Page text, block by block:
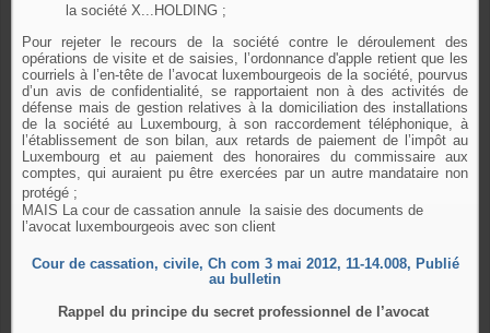
la société X...HOLDING ;
Pour rejeter le recours de la société contre le déroulement des
opérations de visite et de saisies, l’ordonnance d'apple retient que les
courriels à l’en-tête de l’avocat luxembourgeois de la société, pourvus
d’un avis de confidentialité, se rapportaient non à des activités de
défense mais de gestion relatives à la domiciliation des installations
de la société au Luxembourg, à son raccordement téléphonique, à
l’établissement de son bilan, aux retards de paiement de l’impôt au
Luxembourg et au paiement des honoraires du commissaire aux
comptes, qui auraient pu être exercées par un autre mandataire non
protégé ;
MAIS La cour de cassation annule
la saisie des documents de
l’avocat luxembourgeois avec son client
Cour de cassation, civile, Ch com 3 mai 2012, 11-14.008, Publié
au bulletin
Rappel du principe du secret professionnel de l’avocat